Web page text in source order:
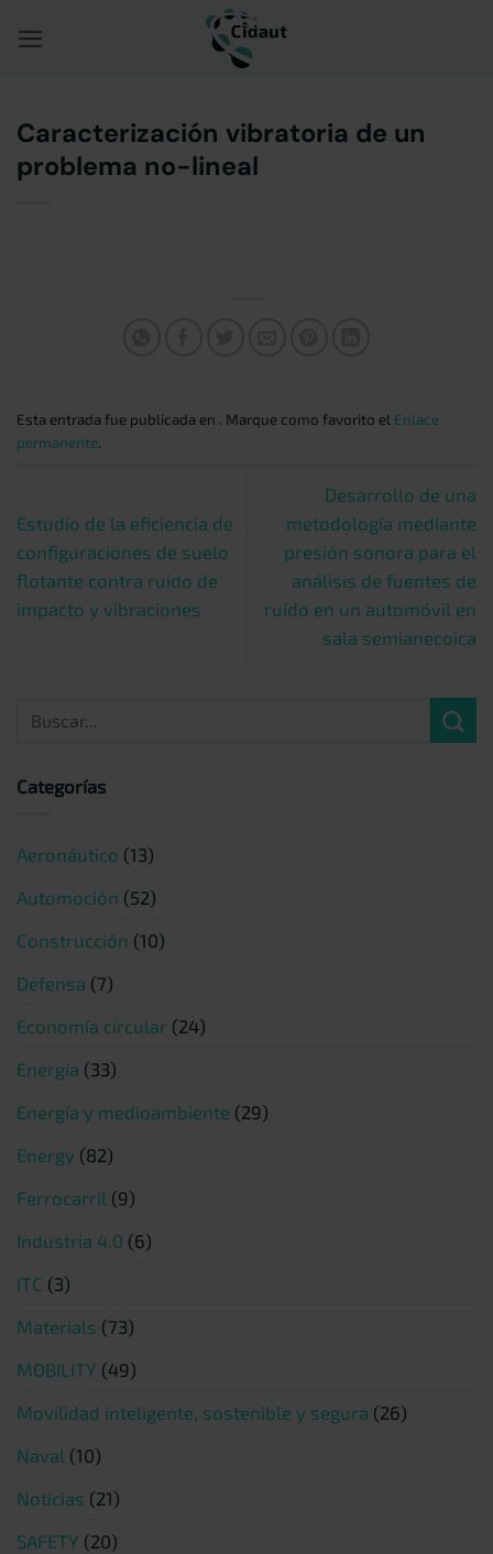
Caracterización vibratoria de un
problema no-lineal
Esta entrada fue publicada en . Marque como favorito el Enlace
permanente.
Estudio de la eficiencia de
configuraciones de suelo
flotante contra ruido de
impacto y vibraciones
Desarrollo de una
metodología mediante
presión sonora para el
análisis de fuentes de
ruído en un automóvil en
sala semianecoica
Categorías
Aeronáutico (13)
Automoción (52)
Construcción (10)
Defensa (7)
Economía circular (24)
Energía (33)
Energía y medioambiente (29)
Energy (82)
Ferrocarril (9)
Industria 4.0 (6)
ITC (3)
Materials (73)
MOBILITY (49)
Movilidad inteligente, sostenible y segura (26)
Naval (10)
Noticias (21)
SAFETY (20)